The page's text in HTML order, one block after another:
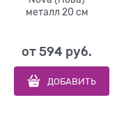
металл 20 см
от594 руб.
ДОБАВИТЬ